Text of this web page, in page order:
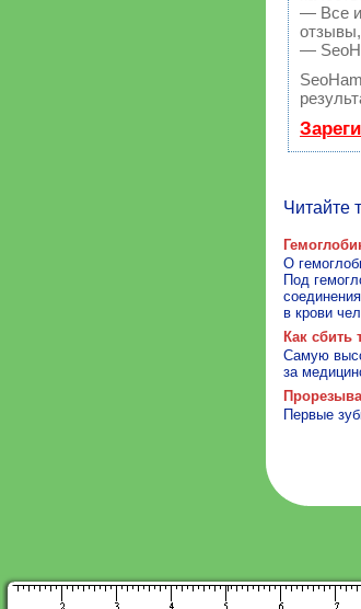
— Все
—
Читайте
О
Под
в крови
Как сбить
Самую
за
Первые